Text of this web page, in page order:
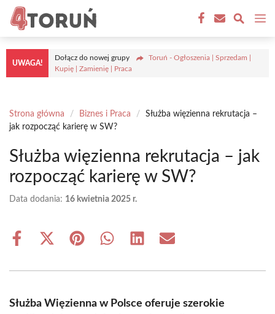
Przejdź
treści
UWAGA!
Dołącz do nowej grupy
Toruń - Ogłoszenia | Sprzedam |
Kupię | Zamienię | Praca
Strona główna / Biznes i Praca /
Służba więzienna rekrutacja –
jak rozpocząć karierę w SW?
Służba więzienna rekrutacja – jak
rozpocząć karierę w SW?
Data dodania: 16 kwietnia 2025 r.
Share
Share
(Twitter)
Share Share Share Share
Służba Więzienna w Polsce oferuje szerokie